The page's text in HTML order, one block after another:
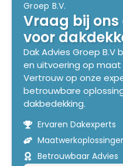
Groep B.V.
Vraag bij
voor
Dak Advies Groep
en uitvoering op
Vertrouw op onze
betrouwbare
dakbedekking.
Ervaren Dakexperts
Betrouwbaar Advies